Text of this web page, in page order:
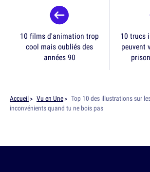
10 films d'animation trop
cool mais oubliés des
années 90
10 trucs
peuvent
Accueil Vu en Une
Top 10 des illustrations sur
inconvénients quand tu ne bois pas